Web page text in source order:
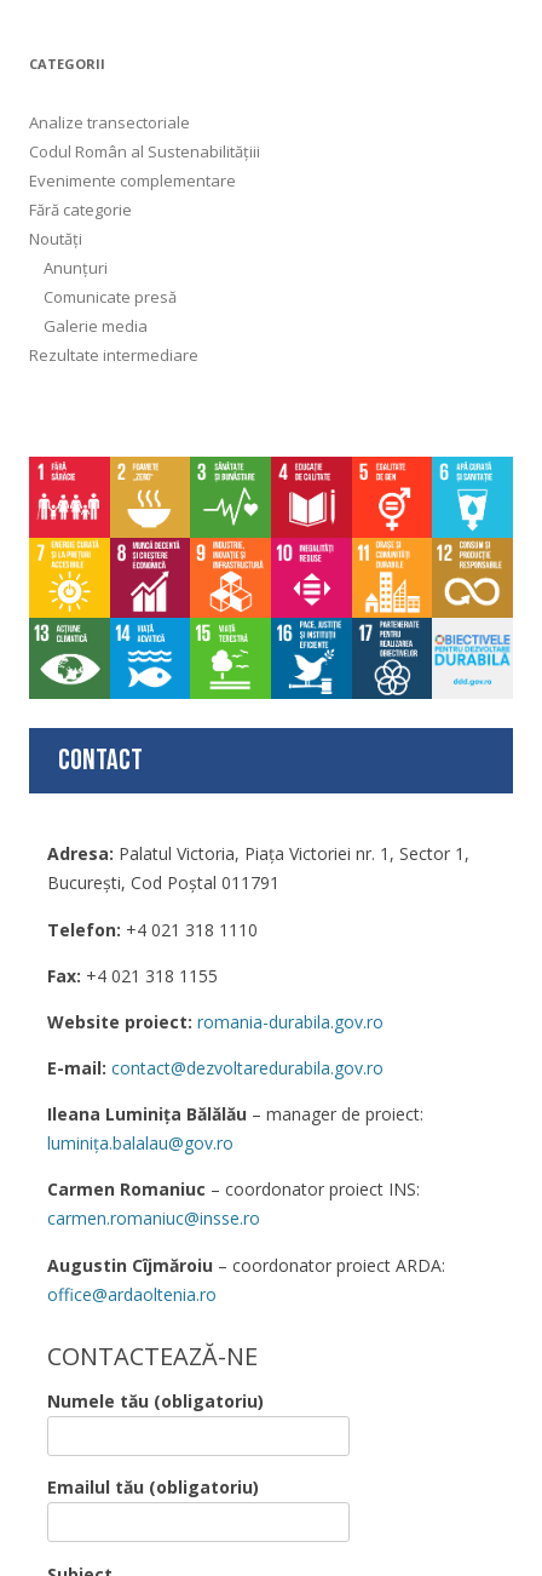
u
p
ă
:
CATEGORII
Analize transectoriale
Codul Român al Sustenabilitățiii
Evenimente complementare
Fără categorie
Noutăți
Anunțuri
Comunicate presă
Galerie media
Rezultate intermediare
Contact
Adresa: Palatul Victoria, Piaţa Victoriei nr. 1, Sector 1,
București, Cod Poștal 011791
Telefon: +4 021 318 1110
Fax: +4 021 318 1155
Website proiect: romania-durabila.gov.ro
E-mail: contact@dezvoltaredurabila.gov.ro
Ileana Luminița Bălălău – manager de proiect:
luminița.balalau@gov.ro
Carmen Romaniuc – coordonator proiect INS:
carmen.romaniuc@insse.ro
Augustin Cîjmăroiu – coordonator proiect ARDA:
office@ardaoltenia.ro
CONTACTEAZĂ-NE
Numele tău (obligatoriu)
Emailul tău (obligatoriu)